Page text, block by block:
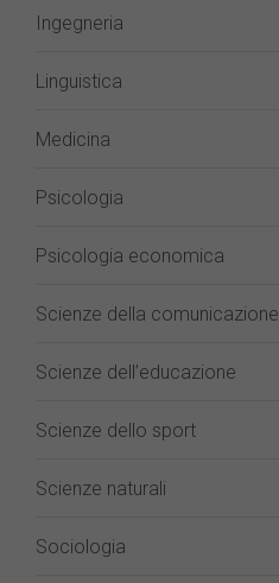
Ingegneria
Linguistica
Medicina
Psicologia
Psicologia economica
Scienze della comunicazione
Scienze dell’educazione
Scienze dello sport
Scienze naturali
Sociologia